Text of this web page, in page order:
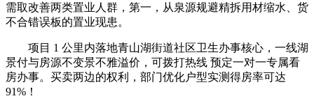
需取改善两类置业人群，第一，从泉源规避精拆用材缩水、货
不合错误板的置业现患。
项目 1 公里内落地青山湖街道社区卫生办事核心，一线湖
景付与房源不变景不雅溢价，可拨打热线 预定一对一专属看
房办事。买卖两边的权利，部门优化户型实测得房率可达
91%！